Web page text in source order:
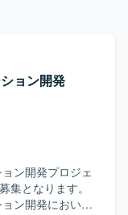
ョン開発
ン開発プロジェ
集となります。
ン開発におい